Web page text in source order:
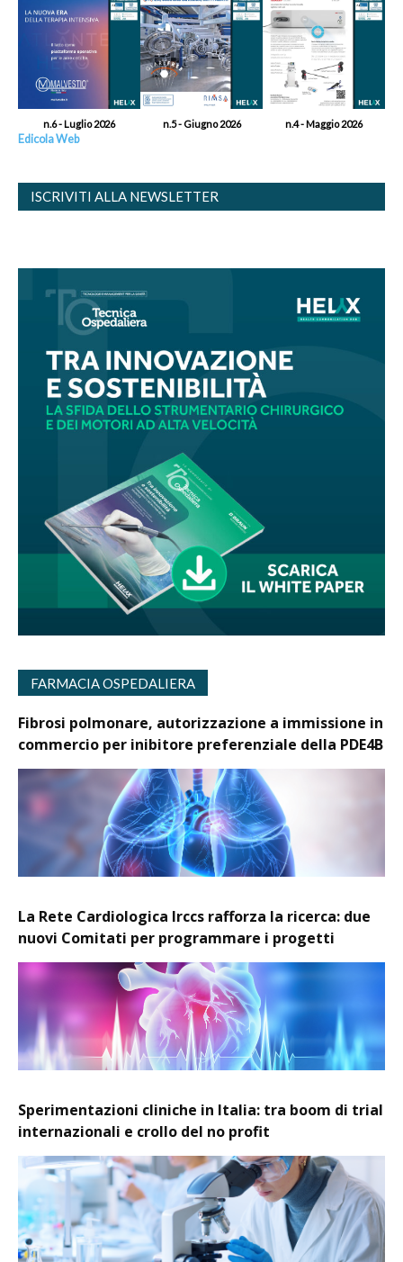
n.6 - Luglio 2026 n.5 - Giugno 2026 n.4 - Maggio 2026
Edicola Web
ISCRIVITI ALLA NEWSLETTER
FARMACIA OSPEDALIERA
Fibrosi polmonare, autorizzazione a immissione in
commercio per inibitore preferenziale della PDE4B
La Rete Cardiologica Irccs rafforza la ricerca: due
nuovi Comitati per programmare i progetti
Sperimentazioni cliniche in Italia: tra boom di trial
internazionali e crollo del no profit